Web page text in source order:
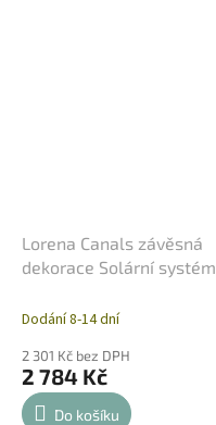
Lorena Canals závěsná
dekorace Solární systém
Dodání 8-14 dní
2 301 Kč bez DPH
2 784 Kč
Do košíku